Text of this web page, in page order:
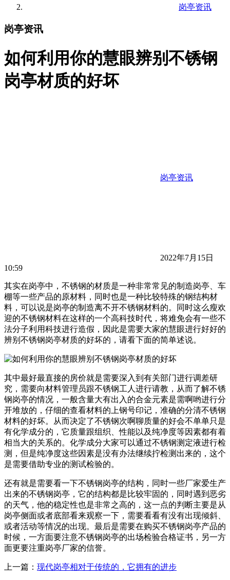
岗亭资讯
岗亭资讯
如何利用你的慧眼辨别不锈钢
岗亭材质的好坏
岗亭资讯
2022年7月15日
10:59
其实在岗亭中，不锈钢的材质是一种非常常见的制造岗亭、车
棚等一些产品的原材料，同时也是一种比较特殊的钢结构材
料，可以说是岗亭的制造离不开不锈钢材料的。同时这么瘦欢
迎的不锈钢材料在这样的一个高科技时代，将难免会有一些不
法分子利用科技进行造假，因此是需要大家的慧眼进行好好的
辨别不锈钢岗亭材质的好坏的，请看下面的简单述说。
其中最好最直接的房价就是需要深入到有关部门进行调差研
究，需要向材料管理员跟不锈钢工人进行请教，从而了解不锈
钢岗亭的情况，一般含量大有出入的合金元素是需啊哟进行分
开堆放的，仔细的查看材料的上钢号印记，准确的分清不锈钢
材料的好坏。从而决定了不锈钢次啊聊质量的好会不单单只是
有化学成分的，它质量跟组织、性能以及纯净度等因素都有着
相当大的关系的。化学成分大家可以通过不锈钢测定液进行检
测，但是纯净度这些因素是没有办法继续拧检测出来的，这个
是需要借助专业的测试检验的。
还有就是需要看一下不锈钢岗亭的结构，同时一些厂家爱生产
出来的不锈钢岗亭，它的结构都是比较牢固的，同时遇到恶劣
的天气，他的稳定性也是非常之高的，这一点的判断主要是从
岗亭侧面或者底部看来观察一下，需要看看有没有出现倾斜、
或者活动等情况的出现。最后是需要在购买不锈钢岗亭产品的
时候，一方面要注意不锈钢岗亭的出场检验合格证书，另一方
面更要注重岗亭厂家的信誉。
上一篇： 现代岗亭相对于传统的，它拥有的进步